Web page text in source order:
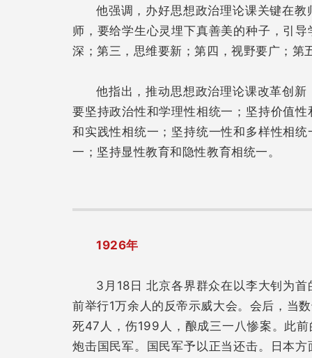
他强调，办好思想政治理论课关键在
师，要给学生心灵埋下真善美的种子，引
深；第三，思维要新；第四，视野要广；第
他指出，推动思想政治理论课改革创
要坚持政治性和学理性相统一；坚持价值
和实践性相统一；坚持统一性和多样性相
一；坚持显性教育和隐性教育相统一。
1926年
3月18日 北京各界群众在以李大钊为
前举行1万余人的反帝示威大会。会后，当
死47人，伤199人，酿成三一八惨案。此
炮击国民军。国民军予以正当还击。日本